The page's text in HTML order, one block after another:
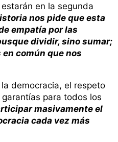
en la segunda
nos pide que esta
empatía por las
dividir, sino sumar;
común que nos
democracia, el respeto
para todos los
masivamente el
cada vez más